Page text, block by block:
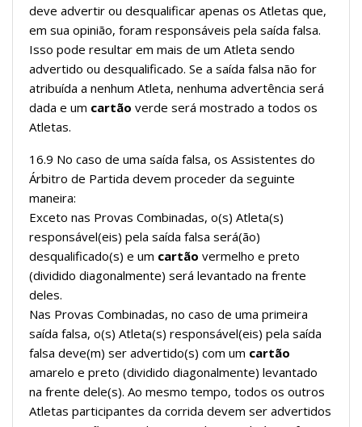
deve advertir ou desqualificar apenas os Atletas que,
em sua opinião, foram responsáveis pela saída falsa.
Isso pode resultar em mais de um Atleta sendo
advertido ou desqualificado. Se a saída falsa não for
atribuída a nenhum Atleta, nenhuma advertência será
dada e um cartão verde será mostrado a todos os
Atletas.
16.9 No caso de uma saída falsa, os Assistentes do
Árbitro de Partida devem proceder da seguinte
maneira:
Exceto nas Provas Combinadas, o(s) Atleta(s)
responsável(eis) pela saída falsa será(ão)
desqualificado(s) e um cartão vermelho e preto
(dividido diagonalmente) será levantado na frente
deles.
Nas Provas Combinadas, no caso de uma primeira
saída falsa, o(s) Atleta(s) responsável(eis) pela saída
falsa deve(m) ser advertido(s) com um cartão
amarelo e preto (dividido diagonalmente) levantado
na frente dele(s). Ao mesmo tempo, todos os outros
Atletas participantes da corrida devem ser advertidos